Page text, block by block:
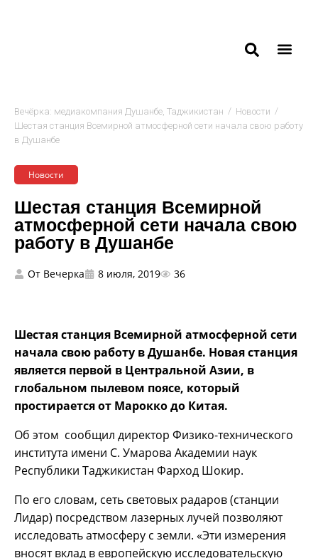
Вечёрка: медиакомпания Душанбе, Таджикистан / Новости /
Шестая станция Всемирной атмосферной сети начала свою работу
в Душанбе
Новости
Шестая станция Всемирной
атмосферной сети начала свою
работу в Душанбе
От Вечерка 8 июля, 2019 36
Шестая станция Всемирной атмосферной сети
начала свою работу в Душанбе. Новая станция
является первой в Центральной Азии, в
глобальном пылевом поясе, который
простирается от Марокко до Китая.
Об этом сообщил директор Физико-технического
института имени С. Умарова Академии наук
Республики Таджикистан Фарход Шокир.
По его словам, сеть световых радаров (станции
Лидар) посредством лазерных лучей позволяют
исследовать атмосферу с земли. «Эти измерения
вносят вклад в европейскую исследовательскую